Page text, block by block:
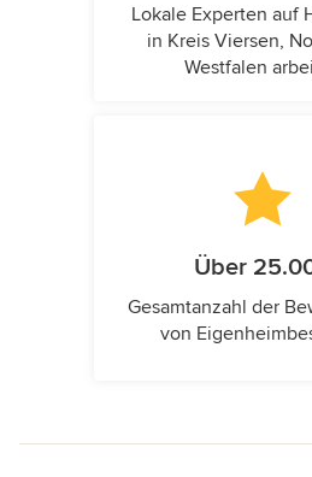
Lokale Experten auf
in Kreis Viersen,
Westfalen
Über
Gesamtanzahl der
von